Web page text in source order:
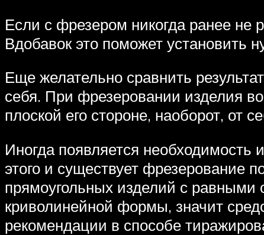
Если с фрезером никогда ранее не
Вдобавок это поможет установить
Еще желательно сравнить
себя. При фрезеровании изделия
плоской его стороне, наоборот, от
Иногда появляется необходимость
этого и существует фрезерование
прямоугольных изделий с равными
криволинейной формы, значит
рекомендации в способе